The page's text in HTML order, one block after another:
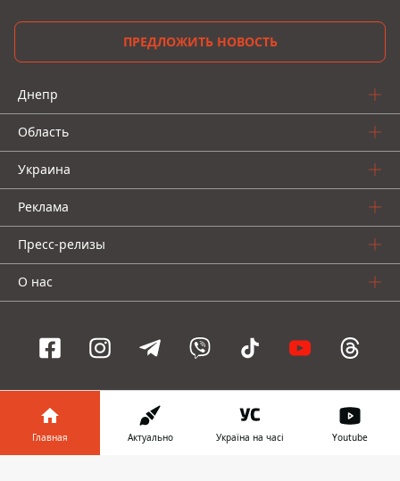
ПРЕДЛОЖИТЬ НОВОСТЬ
Днепр
Область
Украина
Реклама
Пресс-релизы
О нас
Информатор проекты
Информатор
Информатор
Информатор
Главная Актуально Україна на часі Youtube